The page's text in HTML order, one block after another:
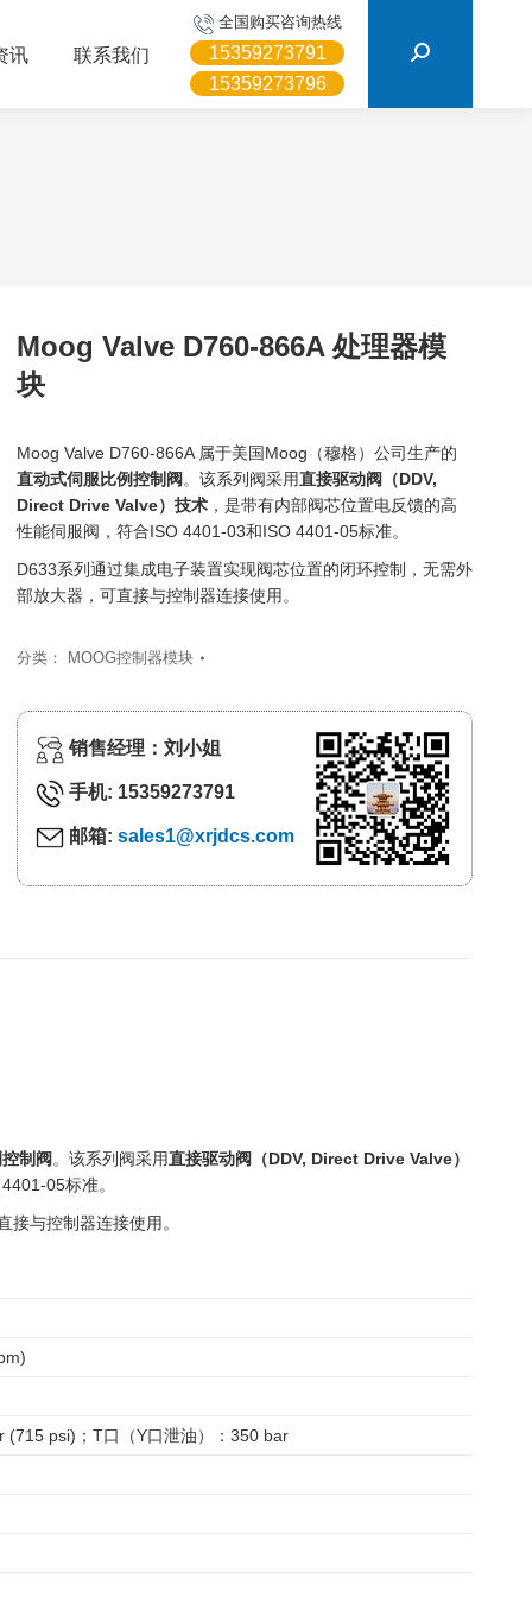
讯 联系我们
全国购买咨询热线
15359273791
15359273796
Moog Valve D760-866A 处理器模
块
Moog Valve D760-866A 属于美国Moog（穆格）公司生产的
直动式伺服比例控制阀 。该系列阀采用直接驱动阀（DDV,
Direct Drive Valve）技术，是带有内部阀芯位置电反馈的高
性能伺服阀，符合ISO 4401-03和ISO 4401-05标准。
D633系列通过集成电子装置实现阀芯位置的闭环控制，无需外
部放大器，可直接与控制器连接使用。
分类： MOOG控制器模块
销售经理：刘小姐
手机: 15359273791
邮箱: sales1@xrjdcs.com
制阀 。该系列阀采用直接驱动阀（DDV, Direct Drive Valve）
05标准。
与控制器连接使用。
(715 psi)；T口（Y口泄油）：350 bar